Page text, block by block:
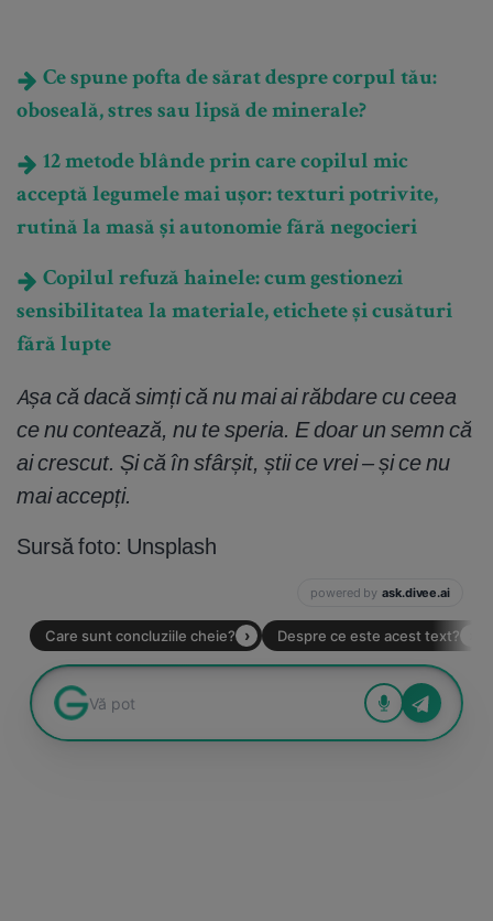
Ce spune pofta de sărat despre corpul tău:
oboseală, stres sau lipsă de minerale?
12 metode blânde prin care copilul mic
acceptă legumele mai ușor: texturi potrivite,
rutină la masă și autonomie fără negocieri
Copilul refuză hainele: cum gestionezi
sensibilitatea la materiale, etichete și cusături
fără lupte
Așa că dacă simți că nu mai ai răbdare cu ceea
ce nu contează, nu te speria. E doar un semn că
ai crescut. Și că în sfârșit, știi ce vrei – și ce nu
mai accepți.
Sursă foto: Unsplash